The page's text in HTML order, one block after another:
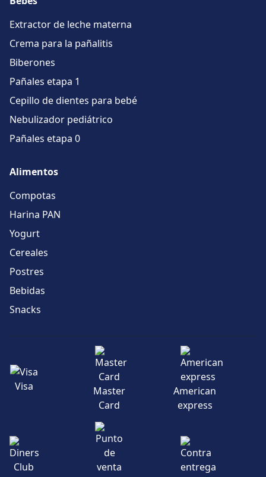
Extractor de leche materna
Crema para la pañalitis
Biberones
Pañales etapa 1
Cepillo de dientes para bebé
Nebulizador pediátrico
Pañales etapa 0
Alimentos
Compotas
Harina PAN
Yogurt
Cereales
Postres
Bebidas
Snacks
Visa
Master
Card
American
express